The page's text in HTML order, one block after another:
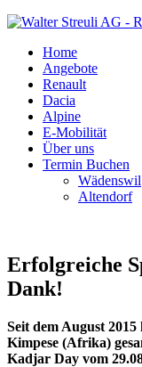
Home
Angebote
Renault
Dacia
Alpine
E-Mobilität
Über uns
Termin Buchen
Wädenswil
Altendorf
Erfolgreiche
Dank!
Seit dem August
Kimpese (Afrika)
Kadjar Day vom